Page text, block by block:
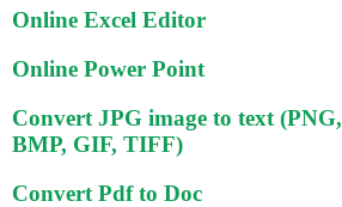
Online Excel Editor
Online Power Point
Convert JPG image to text
BMP, GIF, TIFF)
Convert Pdf to Doc